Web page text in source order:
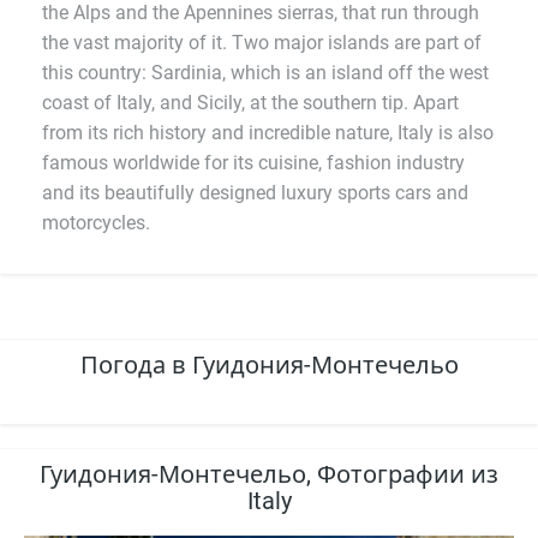
the Alps and the Apennines sierras, that run through
the vast majority of it. Two major islands are part of
this country: Sardinia, which is an island off the west
coast of Italy, and Sicily, at the southern tip. Apart
from its rich history and incredible nature, Italy is also
famous worldwide for its cuisine, fashion industry
and its beautifully designed luxury sports cars and
motorcycles.
Погода в Гуидония-Монтечельо
Гуидония-Монтечельо, Фотографии из
Italy